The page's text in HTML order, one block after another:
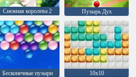
Снежная королева 2 Пузырь Дух
Бесконечные пузыри 10х10